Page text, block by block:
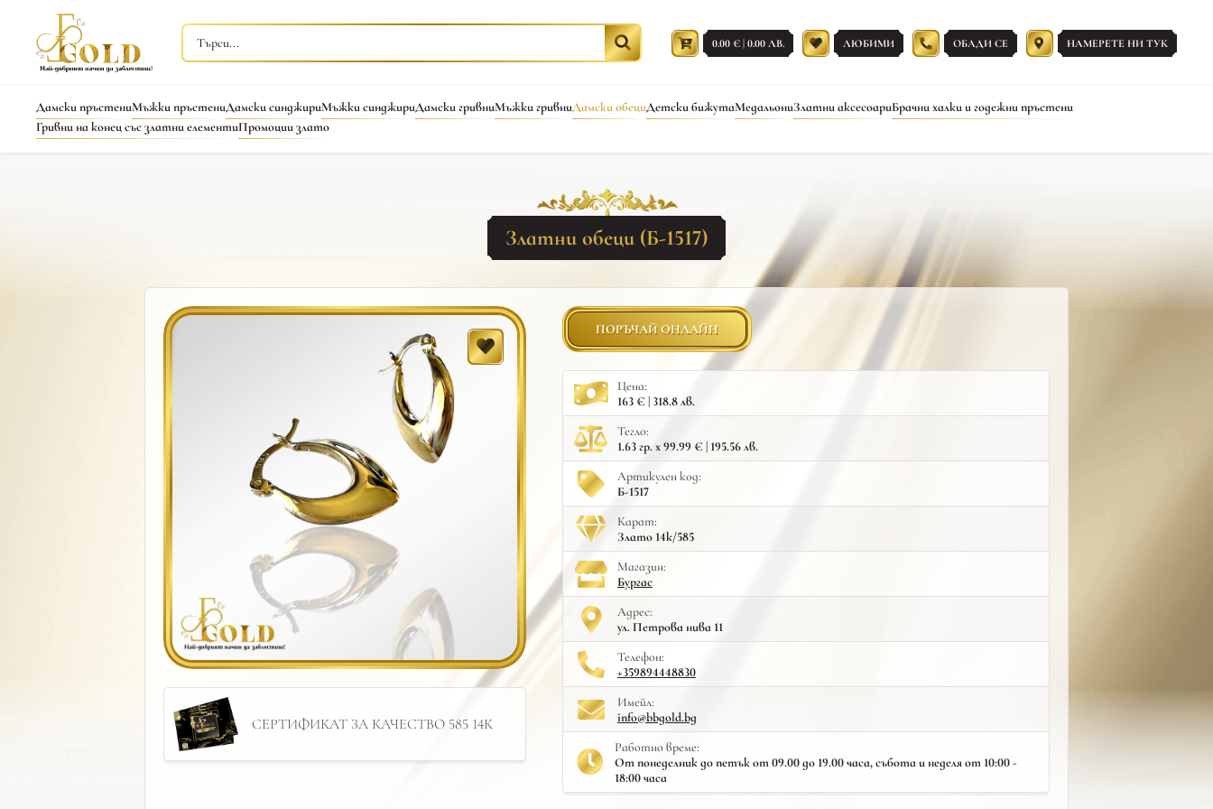
0.00 € | 0.00 ЛВ. ЛЮБИМИ ОБАДИ СЕ НАМЕРЕТЕ НИ ТУК
Дамски пръстениМъжки пръстениДамски синджириМъжки синджириДамски гривниМъжки гривниДамски обециДетски бижутаМедальониЗлатни аксесоариБрачни халки и годежни пръстени
Гривни на конец със златни елементиПромоции злато
Златни обеци (Б-1517)
СЕРТИФИКАТ ЗА КАЧЕСТВО 585 14К
ПОРЪЧАЙ ОНЛАЙН
Цена:
163 € | 318.8 лв.
Тегло:
1.63 гр. x 99.99 € | 195.56 лв.
Артикулен код:
Б-1517
Карат:
Злато 14к/585
Mагазин:
Бургас
Адрес:
ул. Петрова нива 11
Телефон:
+359894448830
Имейл:
info@bbgold.bg
Работно време:
От понеделник до петък от 09.00 до 19.00 часа, събота и неделя от 10:00 -
18:00 часа